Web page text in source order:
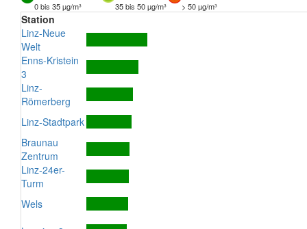
0 bis 35 µg/m³
35 bis 50 µg/m³ > 50 µg/m³
Station
Linz-Neue
Welt
Enns-Kristein
3
Linz-
Römerberg
Linz-Stadtpark
Braunau
Zentrum
Linz-24er-
Turm
Wels